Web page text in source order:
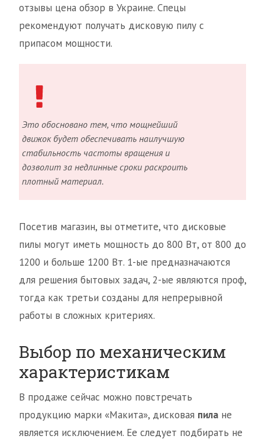
отзывы цена обзор в Украине. Спецы
рекомендуют получать дисковую пилу с
припасом мощности.
Это обосновано тем, что мощнейший
движок будет обеспечивать наилучшую
стабильность частоты вращения и
дозволит за недлинные сроки раскроить
плотный материал.
Посетив магазин, вы отметите, что дисковые
пилы могут иметь мощность до 800 Вт, от 800 до
1200 и больше 1200 Вт. 1-ые предназначаются
для решения бытовых задач, 2-ые являются проф,
тогда как третьи созданы для непрерывной
работы в сложных критериях.
Выбор по механическим
характеристикам
В продаже сейчас можно повстречать
продукцию марки «Макита», дисковая пила не
является исключением. Ее следует подбирать не